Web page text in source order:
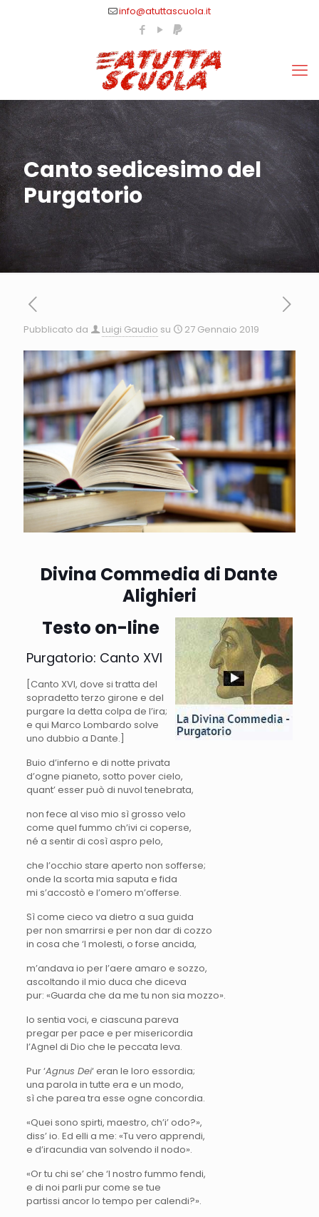
info@atuttascuola.it
Canto sedicesimo del
Purgatorio
Pubblicato da Luigi Gaudio su 27 Gennaio 2019
Divina Commedia di Dante
Alighieri
Testo on-line
Purgatorio: Canto XVI
[Canto XVI, dove si tratta del
sopradetto terzo girone e del
purgare la detta colpa de l’ira;
e qui Marco Lombardo solve
uno dubbio a Dante.]
Buio d’inferno e di notte privata
d’ogne pianeto, sotto pover cielo,
quant’ esser può di nuvol tenebrata,
non fece al viso mio sì grosso velo
come quel fummo ch’ivi ci coperse,
né a sentir di così aspro pelo,
che l’occhio stare aperto non sofferse;
onde la scorta mia saputa e fida
mi s’accostò e l’omero m’offerse.
Sì come cieco va dietro a sua guida
per non smarrirsi e per non dar di cozzo
in cosa che ‘l molesti, o forse ancida,
m’andava io per l’aere amaro e sozzo,
ascoltando il mio duca che diceva
pur: «Guarda che da me tu non sia mozzo».
Io sentia voci, e ciascuna pareva
pregar per pace e per misericordia
l’Agnel di Dio che le peccata leva.
Pur ‘Agnus Dei‘ eran le loro essordia;
una parola in tutte era e un modo,
sì che parea tra esse ogne concordia.
«Quei sono spirti, maestro, ch’i’ odo?»,
diss’ io. Ed elli a me: «Tu vero apprendi,
e d’iracundia van solvendo il nodo».
«Or tu chi se’ che ‘l nostro fummo fendi,
e di noi parli pur come se tue
partissi ancor lo tempo per calendi?».